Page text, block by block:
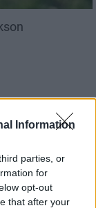
Information
parties, or
for
opt-out
that after your